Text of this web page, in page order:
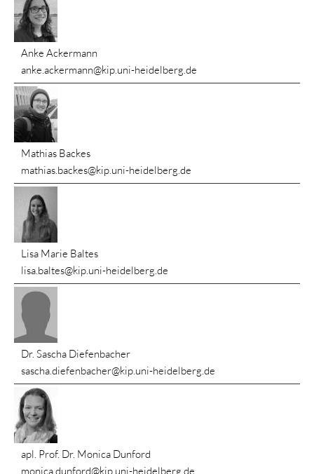
Anke Ackermann
anke.ackermann@kip.uni-heidelberg.de
Mathias Backes
mathias.backes@kip.uni-heidelberg.de
Lisa Marie Baltes
lisa.baltes@kip.uni-heidelberg.de
Dr. Sascha Diefenbacher
sascha.diefenbacher@kip.uni-heidelberg.de
apl. Prof. Dr. Monica Dunford
monica.dunford@kip.uni-heidelberg.de